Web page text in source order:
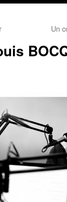
Un